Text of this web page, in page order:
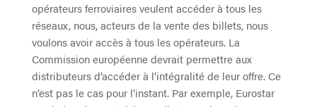
opérateurs ferroviaires veulent accéder à tous les
réseaux, nous, acteurs de la vente des billets, nous
voulons avoir accès à tous les opérateurs. La
Commission européenne devrait permettre aux
distributeurs d’accéder à l’intégralité de leur offre. Ce
n’est pas le cas pour l’instant. Par exemple, Eurostar